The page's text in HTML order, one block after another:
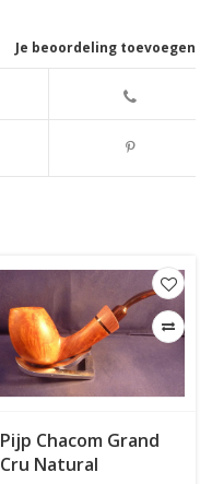
Je beoordeling toevoegen
Pijp Chacom Grand
Cru Natural